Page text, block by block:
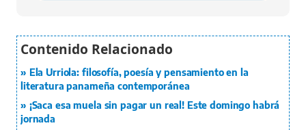
Ela Urriola: filosofía, poesía y pensamiento en la
literatura panameña contemporánea
¡Saca esa muela sin pagar un real! Este domingo habrá
jornada